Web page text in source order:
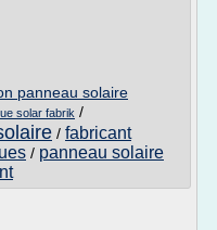
panneau solaire
solar fabrik /
/ fabricant
/ panneau solaire